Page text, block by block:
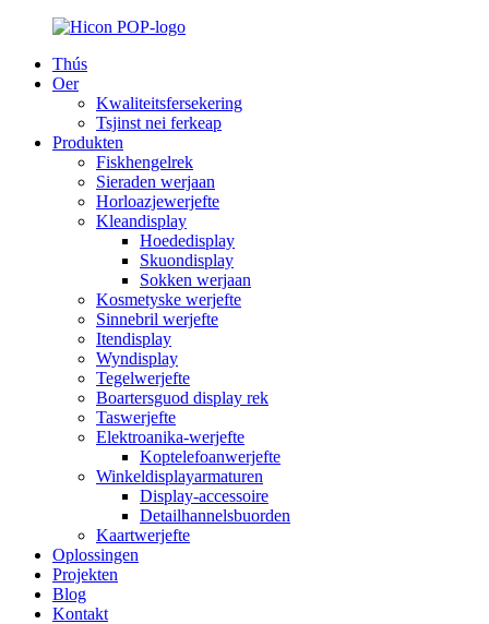
Thús
Oer
Kwaliteitsfersekering
Tsjinst nei ferkeap
Produkten
Fiskhengelrek
Sieraden werjaan
Horloazjewerjefte
Kleandisplay
Hoededisplay
Skuondisplay
Sokken werjaan
Kosmetyske werjefte
Sinnebril werjefte
Itendisplay
Wyndisplay
Tegelwerjefte
Boartersguod display rek
Taswerjefte
Elektroanika-werjefte
Koptelefoanwerjefte
Winkeldisplayarmaturen
Display-accessoire
Detailhannelsbuorden
Kaartwerjefte
Oplossingen
Projekten
Blog
Kontakt